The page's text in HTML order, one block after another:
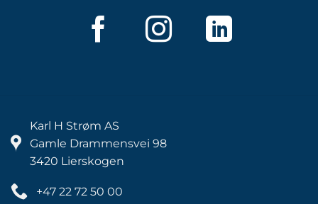
Karl H Strøm AS
Gamle Drammensvei 98
3420 Lierskogen
+47 22 72 50 00